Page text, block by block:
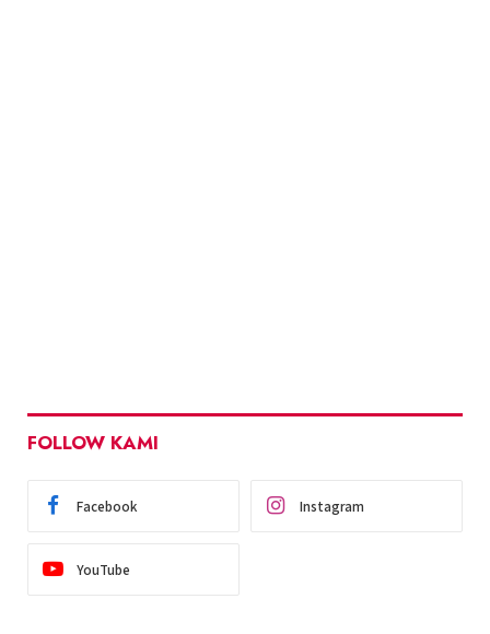
FOLLOW KAMI
Facebook Instagram
YouTube